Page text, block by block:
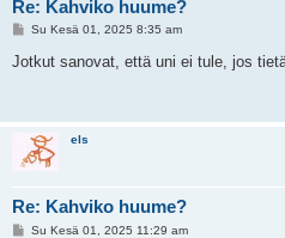
Re: Kahviko huume?
V
e
s
Su Kesä 01, 2025 8:35 am
Jotkut sanovat, että uni ei tule, jos
els
Re: Kahviko huume?
VSu Kesä 01, 2025 11:29 am